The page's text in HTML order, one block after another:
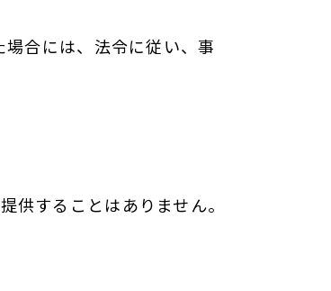
合には、法令に従い、事
供することはありません。